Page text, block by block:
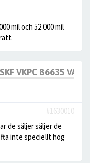
mil och 52 000 mil
VKPC 86635
#1630010
de säljer säljer de
inte speciellt hög